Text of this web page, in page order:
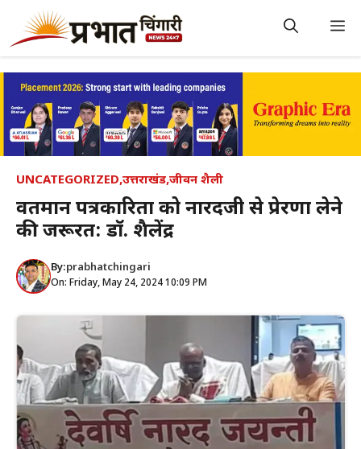
content
UNCATEGORIZED,उत्तराखंड,जीवन शैली
वर्तमान पत्रकारिता को नारदजी से प्रेरणा लेने
की जरूरत: डॉ. शैलेंद्र
By:prabhatchingari
On: Friday, May 24, 2024 10:09 PM